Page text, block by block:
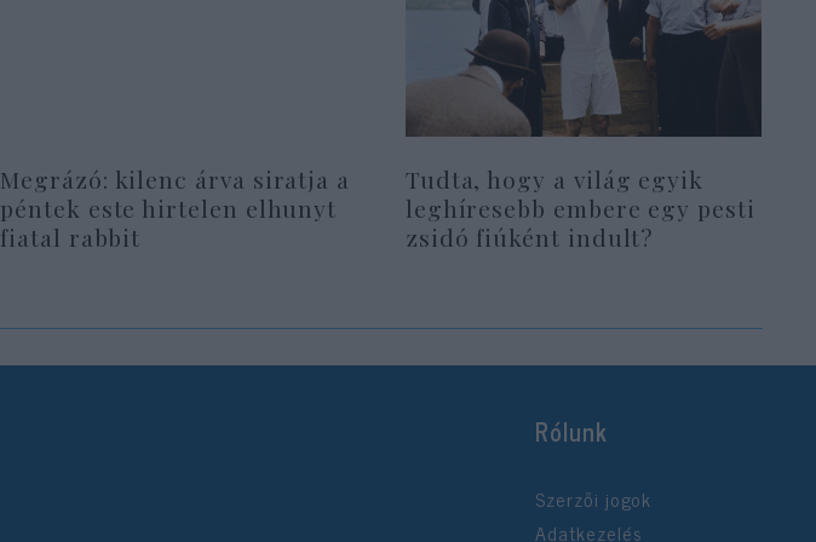
Megrázó: kilenc árva siratja a
péntek este hirtelen elhunyt
fiatal rabbit
Tudta, hogy a világ egyik
leghíresebb embere egy pesti
zsidó fiúként indult?
Rólunk
Szerzői jogok
Adatkezelés